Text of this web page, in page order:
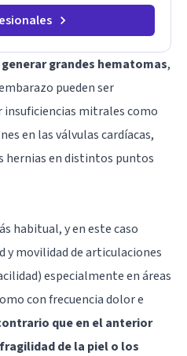
grandes hematomas,
pueden ser
insuficiencias mitrales como
en las válvulas cardíacas,
hernias en distintos puntos
habitual, y en este caso
y movilidad de articulaciones
especialmente en áreas
con frecuencia dolor e
que en el anterior
de la piel o los